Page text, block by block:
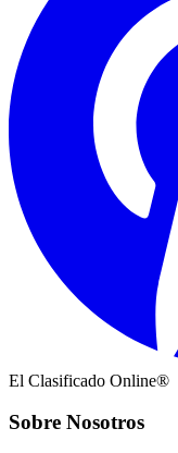
El Clasificado Online®
Sobre Nosotros